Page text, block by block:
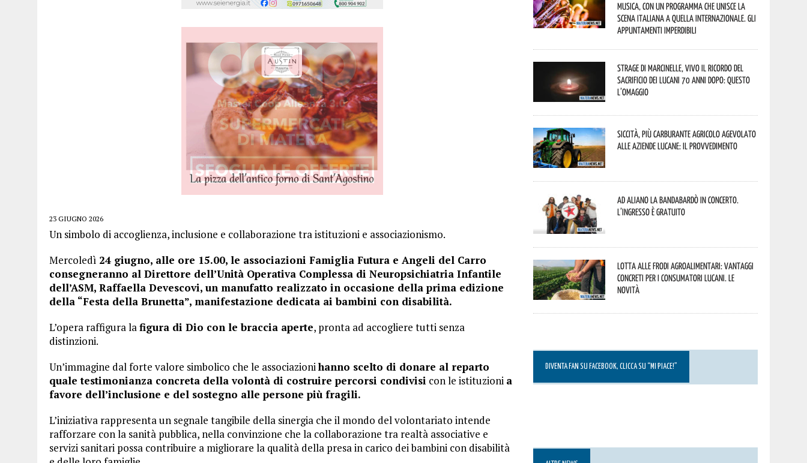
23 GIUGNO 2026
Un simbolo di accoglienza, inclusione e collaborazione tra istituzioni e associazionismo.
Mercoledì 24 giugno, alle ore 15.00, le associazioni Famiglia Futura e Angeli del Carro
consegneranno al Direttore dell’Unità Operativa Complessa di Neuropsichiatria Infantile
dell’ASM, Raffaella Devescovi, un manufatto realizzato in occasione della prima edizione
della “Festa della Brunetta”, manifestazione dedicata ai bambini con disabilità.
L’opera raffigura lafigura di Dio con le braccia aperte, pronta ad accogliere tutti senza
distinzioni.
Un’immagine dal forte valore simbolico che le associazionihanno scelto di donare al reparto
quale testimonianza concreta della volontà di costruire percorsi condivisi con le istituzioni a
favore dell’inclusione e del sostegno alle persone più fragili.
L’iniziativa rappresenta un segnale tangibile della sinergia che il mondo del volontariato intende
rafforzare con la sanità pubblica, nella convinzione che la collaborazione tra realtà associative e
servizi sanitari possa contribuire a migliorare la qualità della presa in carico dei bambini con disabilità
musica, con un programma che unisce la
scena italiana a quella internazionale. Gli
appuntamenti imperdibili
Strage di Marcinelle, vivo il ricordo del
sacrificio dei lucani 70 anni dopo: questo
l’omaggio
Siccità, più carburante agricolo agevolato
alle aziende lucane: il provvedimento
Ad Aliano la Bandabardò in concerto.
L’ingresso è gratuito
Lotta alle frodi agroalimentari: vantaggi
concreti per i consumatori lucani. Le
novità
DIVENTA FAN SU FACEBOOK, CLICCA SU “MI PIACE!”